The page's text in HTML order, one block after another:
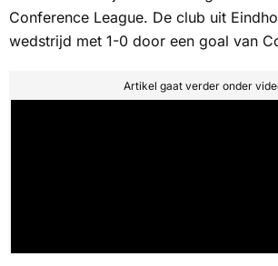
Conference League. De club uit
wedstrijd met 1-0 door een goal van
Artikel gaat verder onder